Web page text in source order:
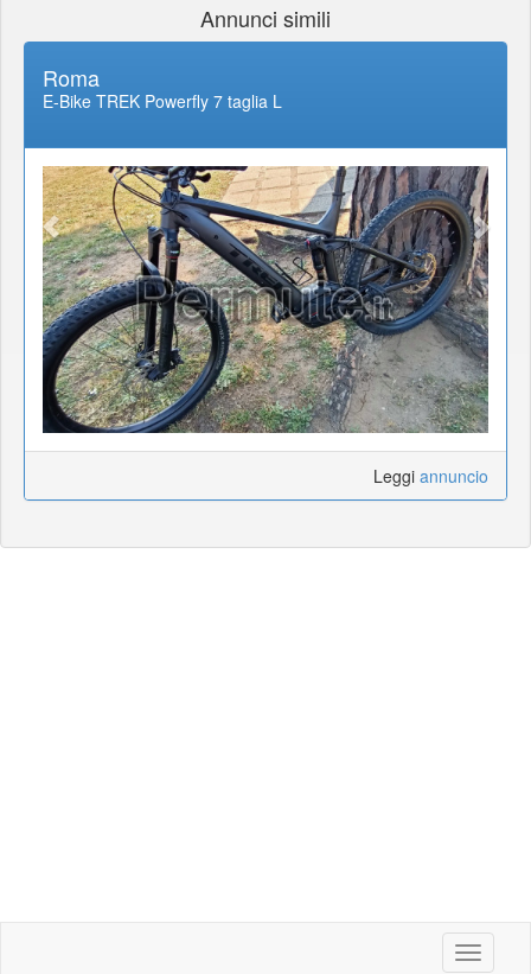
Annunci simili
Roma
E-Bike TREK Powerfly 7 taglia L
Leggi annuncio
Toggle